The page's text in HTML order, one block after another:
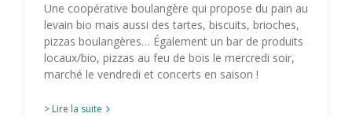
Une coopérative boulangère qui propose du pain au
levain bio mais aussi des tartes, biscuits, brioches,
pizzas boulangères… Également un bar de produits
locaux/bio, pizzas au feu de bois le mercredi soir,
marché le vendredi et concerts en saison !
> Lire la suite